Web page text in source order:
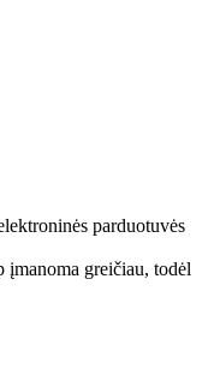
parduotuvės
įmanoma greičiau, todėl